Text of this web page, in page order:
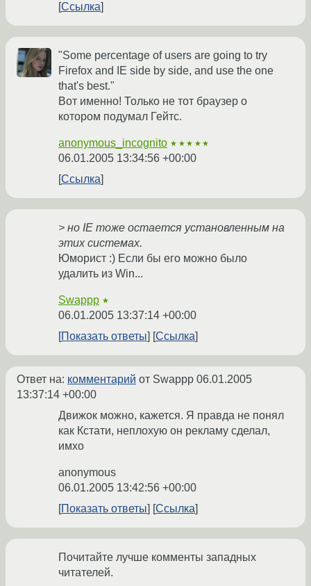
Ссылка
"Some percentage of users are going to try
Firefox and IE side by side, and use the one
that's best."
Вот именно! Только не тот браузер о
котором подумал Гейтс.
anonymous_incognito ★★★★★
06.01.2005 13:34:56 +00:00
Ссылка
> но IE тоже остается установленным на
этих системах.
Юморист :) Если бы его можно было
удалить из Win...
Swappp ★
06.01.2005 13:37:14 +00:00
Показать ответы
Ссылка
Ответ на: комментарий от Swappp 06.01.2005
13:37:14 +00:00
Движок можно, кажется. Я правда не понял
как Кстати, неплохую он рекламу сделал,
имхо
anonymous
06.01.2005 13:42:56 +00:00
Показать ответы
Ссылка
Почитайте лучше комменты западных
читателей.